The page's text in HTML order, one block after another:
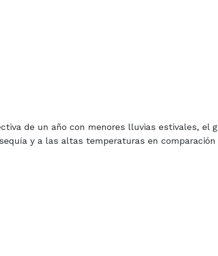
de un año con menores lluvias estivales, el
y a las altas temperaturas en comparación